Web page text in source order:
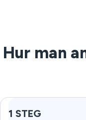
Hur man
1 STEG